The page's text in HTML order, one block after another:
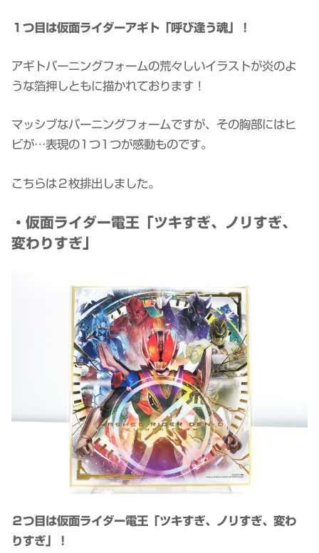
１つ目は仮面ライダーアギト「呼び逢う魂」！
アギトバーニングフォームの荒々しいイラストが炎のよ
うな箔押しともに描かれております！
マッシブなバーニングフォームですが、その胸部にはヒ
ビが…表現の1つ1つが感動ものです。
こちらは２枚排出しました。
・仮面ライダー電王「ツキすぎ、ノリすぎ、
変わりすぎ」
２つ目は仮面ライダー電王「ツキすぎ、ノリすぎ、変わ
りすぎ」！